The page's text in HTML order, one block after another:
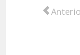
Artículo